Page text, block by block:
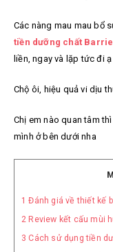
Các nàng mau mau bổ
tiền dưỡng chất
liền, ngay và lặp tức đi ạ
Chộ ôi, hiệu quả vi dịu
Chị em nào quan tâm
mình ở bên dưới nha
1 Đánh giá về thiết kế
2 Review kết cấu mùi
3 Cách sử dụng tiền